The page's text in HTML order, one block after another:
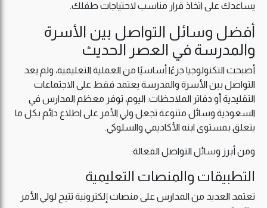
يساعدك على اتخاذ قرار مناسب لاحتياجات طفلك.
أفضل وسائل التواصل بين الأسرة
والمدرسة في العصر الحديث
أصبحت التكنولوجيا جزءًا أساسيًا من العملية التعليمية، ولم يعد
التواصل بين الأسرة والمدرسة يعتمد فقط على الاجتماعات
التقليدية أو دفاتر الملاحظات. اليوم، توفر معظم المدارس في
السعودية وسائل متنوعة تجعل ولي الأمر على اطلاع دائم بكل ما
يتعلق بمستوى ابنه الأكاديمي والسلوكي.
ومن أبرز وسائل التواصل الفعالة:
التطبيقات والمنصات التعليمية
تعتمد العديد من المدارس على منصات إلكترونية تتيح لولي الأمر